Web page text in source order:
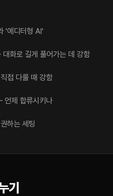
'에디터형 AI'
로 길게 풀어가는 데 강함
접 다룰 때 강함
제 합류시키나
하는 세팅
기